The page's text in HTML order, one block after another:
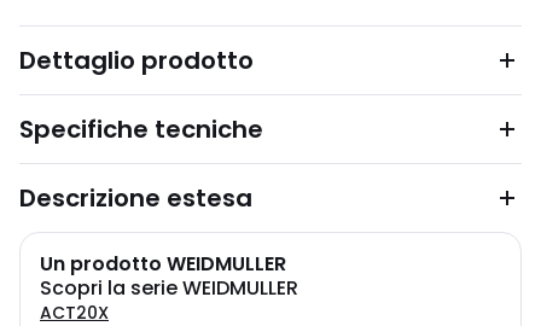
Dettaglio prodotto
Specifiche tecniche
Descrizione estesa
Un prodotto WEIDMULLER
Scopri la serie WEIDMULLER
ACT20X